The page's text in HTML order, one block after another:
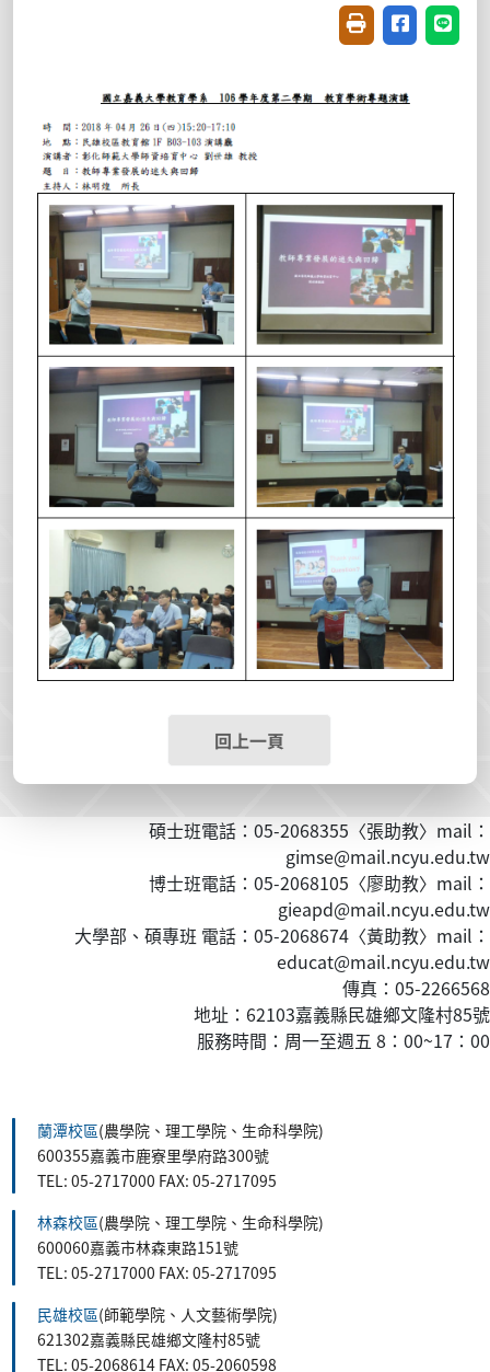
友善列印(開新視
分享至臉書
分享
回上一頁
碩士班電話：05-2068355〈張助教〉mail：
gimse@mail.ncyu.edu.tw
博士班電話：05-2068105〈廖助教〉mail：
gieapd@mail.ncyu.edu.tw
大學部、碩專班 電話：05-2068674〈黃助教〉mail：
educat@mail.ncyu.edu.tw
傳真：05-2266568
地址：62103嘉義縣民雄鄉文隆村85號
服務時間：周一至週五 8：00~17：00
蘭潭校區(農學院、理工學院、生命科學院)
600355嘉義市鹿寮里學府路300號
TEL: 05-2717000 FAX: 05-2717095
林森校區(農學院、理工學院、生命科學院)
600060嘉義市林森東路151號
TEL: 05-2717000 FAX: 05-2717095
民雄校區(師範學院、人文藝術學院)
621302嘉義縣民雄鄉文隆村85號
TEL: 05-2068614 FAX: 05-2060598